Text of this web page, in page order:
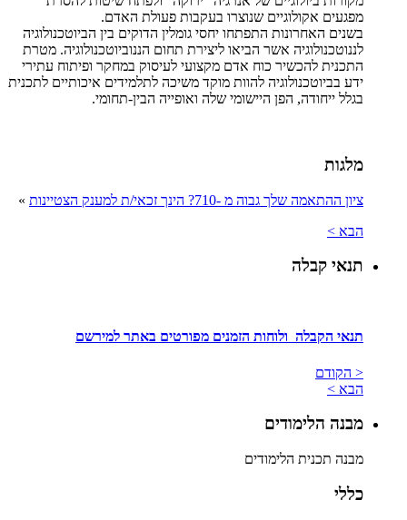
מפגעים אקולוגיים שנוצרו בעקבות פעולת האדם.
בשנים האחרונות התפתחו יחסי גומלין הדוקים בין הביוטכנולוגיה
לננוטכנולוגיה אשר הביאו ליצירת תחום הננוביוטכנולוגיה. מטרת
התכנית להכשיר כוח אדם מקצועי לעיסוק במחקר ופיתוח עתירי
ידע בביוטכנולוגיה להוות מוקד משיכה לתלמידים איכותיים לתכנית
בגלל ייחודה, הפן היישומי שלה ואופייה הבין-תחומי.
מלגות
ציון ההתאמה שלך גבוה מ -710? הינך זכאי/ת למענק הצטיינות
»
הבא >
תנאי קבלה
תנאי הקבלה ולוחות הזמנים מפורטים באתר למירשם
< הקודם
הבא >
מבנה הלימודים
מבנה תכנית הלימודים
כללי